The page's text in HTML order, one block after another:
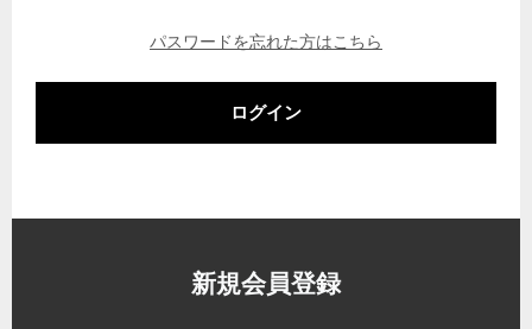
パスワードを忘れた方はこちら
ログイン
新規会員登録